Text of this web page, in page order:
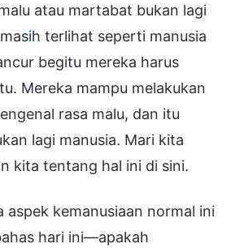
atau martabat bukan lagi
terlihat seperti manusia
begitu mereka harus
Mereka mampu melakukan
rasa malu, dan itu
lagi manusia. Mari kita
kita tentang hal ini di sini.
aspek kemanusiaan normal ini
hari ini—apakah